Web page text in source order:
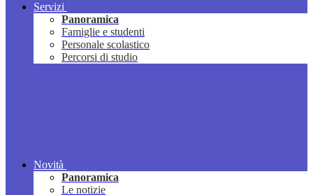
Servizi
Panoramica
Famiglie e studenti
Personale scolastico
Percorsi di studio
Novità
Panoramica
Le notizie